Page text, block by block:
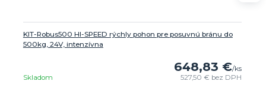
KIT-Robus500 HI-SPEED rýchly pohon pre posuvnú bránu do
500kg, 24V, intenzívna
648,83 €/ks
527,50 € bez DPH
Skladom